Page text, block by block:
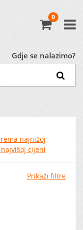
0
Gdje se nalazimo?
najnižoj
cijeni
Prikaži filtre